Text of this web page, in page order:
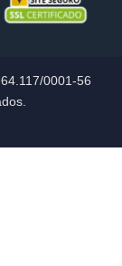
0001-56